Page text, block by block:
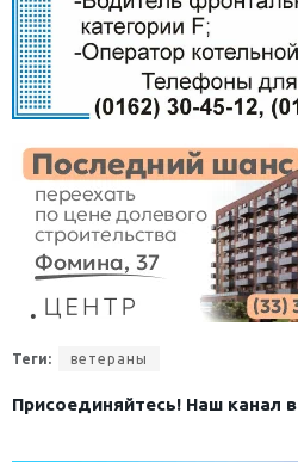
Теги: ветераны
Присоединяйтесь! Наш канал в